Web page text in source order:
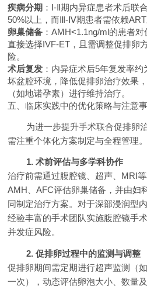
疾病分期 ：Ⅰ-Ⅱ期内异症患者术后联
50%以上，而Ⅲ-Ⅳ期患者需依赖ART
卵巢储备：AMH<1.1ng/ml的患者
直接选择IVF-ET，且需调整促排卵
险。
术后复发：内异症术后5年复发率约
坏盆腔环境，降低促排卵治疗效果
（如地诺孕素）进行维持治疗。
五、临床实践中的优化策略与注意
为进一步提升手术联合促排卵
需注重个体化方案制定与全程管理。
1. 术前评估与多学科协作
治疗前需通过腹腔镜、超声、MRI
AMH、AFC评估卵巢储备，并由妇
同制定治疗方案。对于深部浸润型
经验丰富的手术团队实施腹腔镜手
并发症风险。
2. 促排卵过程中的监测与调整
促排卵期间需定期进行超声监测（
一次），动态评估卵泡大小、数量